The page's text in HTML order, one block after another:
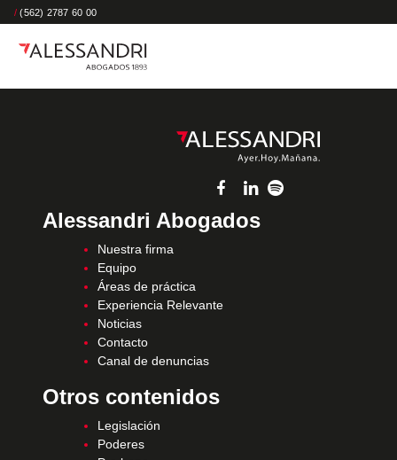
/ (562) 2787 60 00
Alessandri Abogados
Nuestra firma
Equipo
Áreas de práctica
Experiencia Relevante
Noticias
Contacto
Canal de denuncias
Otros contenidos
Legislación
Poderes